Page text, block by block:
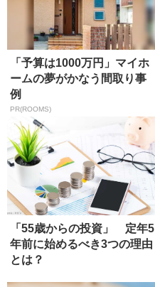
「予算は1000万円」マイホ
ームの夢がかなう間取り事
例
PR(ROOMS)
「55歳からの投資」 定年5
年前に始めるべき3つの理由
とは？